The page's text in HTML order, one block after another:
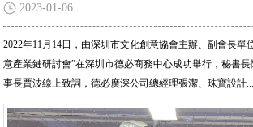
2023-01-06
2022年11月14日，由深圳市文化創意協會主辦、副會長
意產業鏈研討會”在深圳市德必商務中心成功舉行，秘書
事長賈波線上致詞，德必廣深公司總經理張潔、珠寶設計